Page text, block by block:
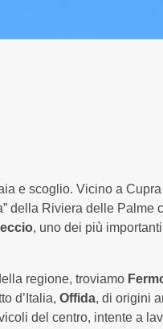
Liberty
Esperienze
Cupra Marittima
e scoglio. Vicino a
Riviera delle
, uno dei più
regione, troviamo
d’Italia, Offida, di origini
del centro, intente a